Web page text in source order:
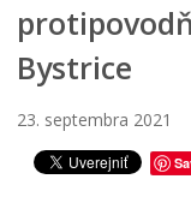
Bystrice
23. septembra 2021
m
p
e
m
e
u
d
ž
b
o
P
r